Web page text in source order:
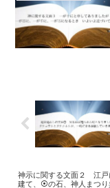
神示に関する文面２ 江戸
建て、⦿の石、神人まつり